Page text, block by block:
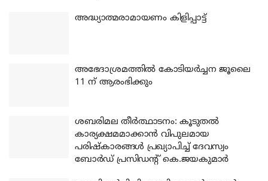
അദ്ധ്യാത്മരാമായണം കിളിപ്പാട്ട്
അഭേദാശ്രമത്തില്‍ കോടിയര്‍ച്ചന ജൂലൈ
11 ന് ആരംഭിക്കും
ശബരിമല തീര്‍ത്ഥാടനം: കൂടുതല്‍
കാര്യക്ഷമമാക്കാന്‍ വിപുലമായ
പരിഷ്‌കാരങ്ങള്‍ പ്രഖ്യാപിച്ച് ദേവസ്വം
ബോര്‍ഡ് പ്രസിഡന്റ് കെ.ജയകുമാര്‍